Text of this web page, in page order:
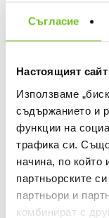
Съгласие
Настоящият
Използваме
съдържанието и
функции на
трафика си.
начина, по който
партньорските
партньори и
комбинират с
SAUCONY
Обувки PEREGRINE
Текуща цена:
160,00 €/312,93 лв.